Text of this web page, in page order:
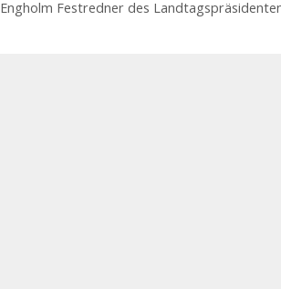
Engholm Festredner des